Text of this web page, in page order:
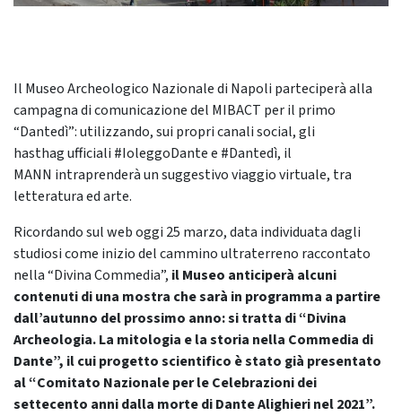
Il Museo Archeologico Nazionale di Napoli parteciperà alla
campagna di comunicazione del MIBACT per il primo
“Dantedì”: utilizzando, sui propri canali social, gli
hasthag ufficiali #IoleggoDante e #Dantedì, il
MANN intraprenderà un suggestivo viaggio virtuale, tra
letteratura ed arte.
Ricordando sul web oggi 25 marzo, data individuata dagli
studiosi come inizio del cammino ultraterreno raccontato
nella “Divina Commedia”, il Museo anticiperà alcuni
contenuti di una mostra che sarà in programma a partire
dall’autunno del prossimo anno: si tratta di “Divina
Archeologia. La mitologia e la storia nella Commedia di
Dante”, il cui progetto scientifico è stato già presentato
al “Comitato Nazionale per le Celebrazioni dei
settecento anni dalla morte di Dante Alighieri nel 2021”.